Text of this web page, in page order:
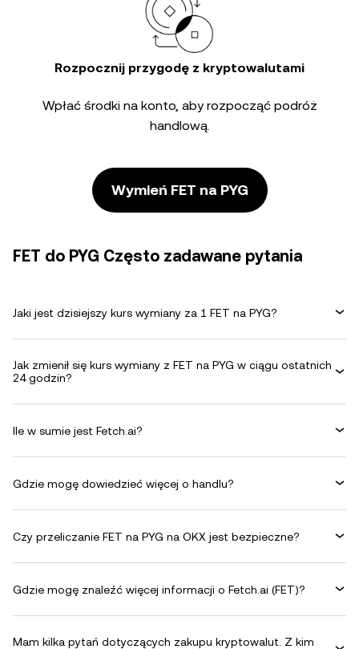
Rozpocznij przygodę z kryptowalutami
Wpłać środki na konto, aby rozpocząć podróż
handlową.
Wymień FET na PYG
FET do PYG Często zadawane pytania
Jaki jest dzisiejszy kurs wymiany za 1 FET na PYG?
Jak zmienił się kurs wymiany z FET na PYG w ciągu ostatnich
24 godzin?
Ile w sumie jest Fetch.ai?
Gdzie mogę dowiedzieć więcej o handlu?
Czy przeliczanie FET na PYG na OKX jest bezpieczne?
Gdzie mogę znaleźć więcej informacji o Fetch.ai (FET)?
Mam kilka pytań dotyczących zakupu kryptowalut. Z kim